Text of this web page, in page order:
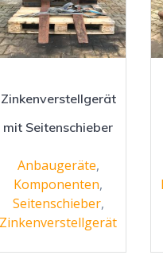
Zinkenverstellgerät
mit Seitenschieber
Anbaugeräte,
Komponenten,
Seitenschieber,
Zinkenverstellgerät